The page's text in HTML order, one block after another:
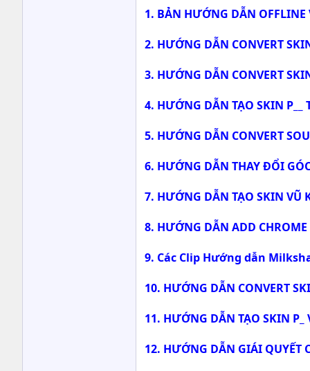
1. BẢN HƯỚNG DẪN OFFLINE
2. HƯỚNG DẪN CONVERT
3. HƯỚNG DẪN CONVERT
4. HƯỚNG DẪN TẠO SKIN P__
5. HƯỚNG DẪN CONVERT
6. HƯỚNG DẪN THAY ĐỔI
7. HƯỚNG DẪN TẠO SKIN VŨ
8. HƯỚNG DẪN ADD
9. Các Clip Hướng dẫn
10. HƯỚNG DẪN CONVERT
11. HƯỚNG DẪN TẠO SKIN P_
12. HƯỚNG DẪN GIÁI QUYẾT